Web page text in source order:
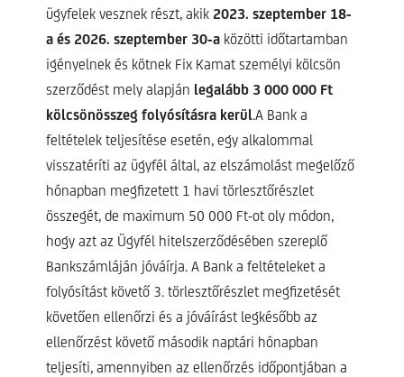
ügyfelek vesznek részt, akik 2023. szeptember 18-
a és 2026. szeptember 30-a közötti időtartamban
igényelnek és kötnek Fix Kamat személyi kölcsön
szerződést mely alapján legalább 3 000 000 Ft
kölcsönösszeg folyósításra kerül.A Bank a
feltételek teljesítése esetén, egy alkalommal
visszatéríti az ügyfél által, az elszámolást megelőző
hónapban megfizetett 1 havi törlesztőrészlet
összegét, de maximum 50 000 Ft-ot oly módon,
hogy azt az Ügyfél hitelszerződésében szereplő
Bankszámláján jóváírja. A Bank a feltételeket a
folyósítást követő 3. törlesztőrészlet megfizetését
követően ellenőrzi és a jóváírást legkésőbb az
ellenőrzést követő második naptári hónapban
teljesíti, amennyiben az ellenőrzés időpontjában a